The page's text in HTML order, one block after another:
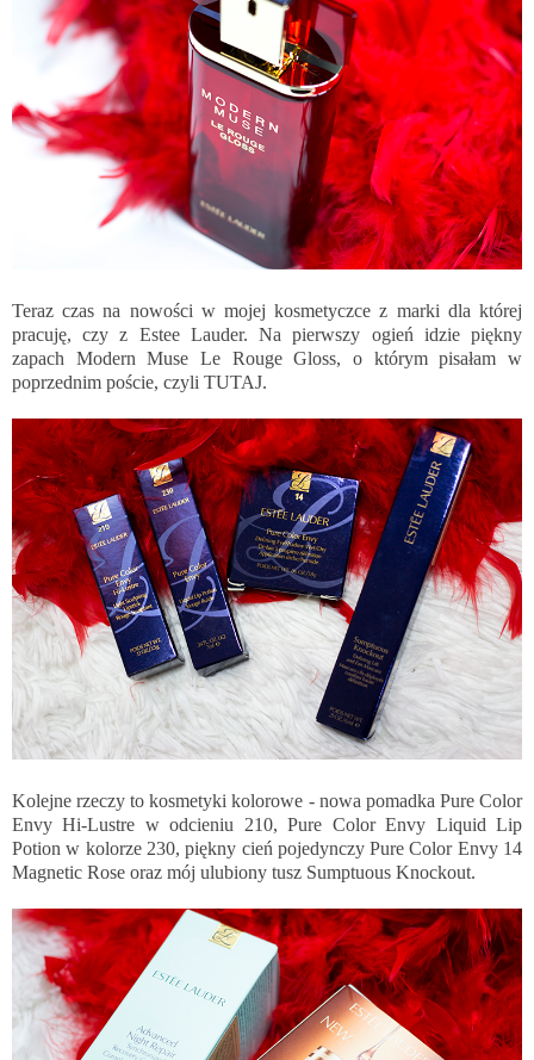
Teraz czas na nowości w mojej kosmetyczce z marki dla której
pracuję, czy z Estee Lauder. Na pierwszy ogień idzie piękny
zapach Modern Muse Le Rouge Gloss, o którym pisałam w
poprzednim poście, czyli TUTAJ.
Kolejne rzeczy to kosmetyki kolorowe - nowa pomadka Pure Color
Envy Hi-Lustre w odcieniu 210, Pure Color Envy Liquid Lip
Potion w kolorze 230, piękny cień pojedynczy Pure Color Envy 14
Magnetic Rose oraz mój ulubiony tusz Sumptuous Knockout.